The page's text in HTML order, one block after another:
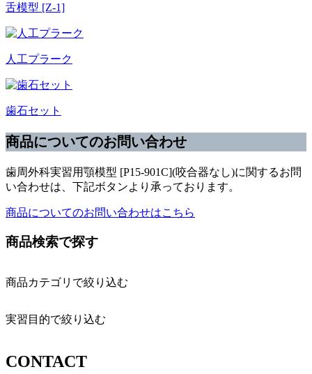
舌模型 [Z-1]
人工プラーク
歯石セット
商品についてのお問い合わせ
歯周外科実習用顎模型 [P15-901C](咬合器なし)に関するお問
い合わせは、下記ボタンより承っております。
商品についてのお問い合わせはこちら
商品検索で探す
商品カテゴリで絞り込む
実習目的で絞り込む
CONTACT